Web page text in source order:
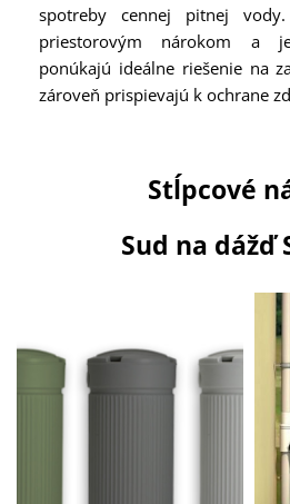
spotreby cennej pitnej
priestorovým nárokom a
ponúkajú ideálne riešenie na
zároveň prispievajú k ochrane
Stĺpcové
Sud na dážď